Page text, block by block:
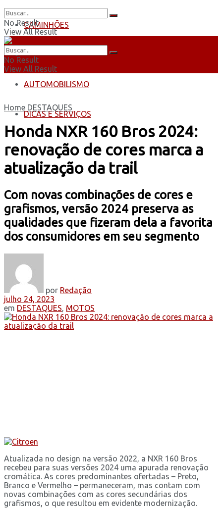
CAMINHÕES
ÔNIBUS
AUTOMOBILISMO
DICAS E SERVIÇOS
No Result
View All Result
No Result
View All Result
Home DESTAQUES
Honda NXR 160 Bros 2024:
renovação de cores marca a
atualização da trail
Com novas combinações de cores e
grafismos, versão 2024 preserva as
qualidades que fizeram dela a favorita
dos consumidores em seu segmento
por Redação
julho 24, 2023
em DESTAQUES, MOTOS
Atualizada no design na versão 2022, a NXR 160 Bros
recebeu para suas versões 2024 uma apurada renovação
cromática. As cores predominantes ofertadas – Preto,
Branco e Vermelho – permaneceram, mas contam com
novas combinações com as cores secundárias dos
grafismos, o que resultou em evidente modernização.